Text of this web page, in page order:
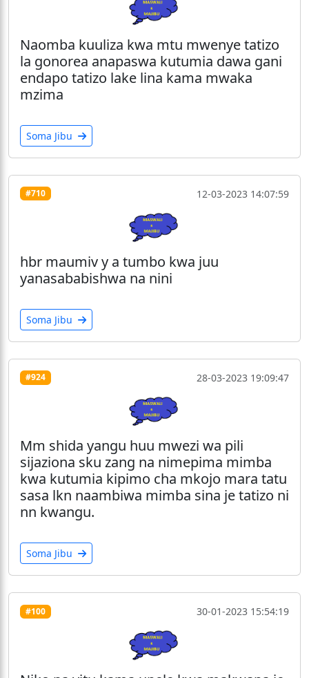
Naomba kuuliza kwa mtu mwenye tatizo
la gonorea anapaswa kutumia dawa gani
endapo tatizo lake lina kama mwaka
mzima
Soma Jibu
#710 12-03-2023 14:07:59
hbr maumiv y a tumbo kwa juu
yanasababishwa na nini
Soma Jibu
#924 28-03-2023 19:09:47
Mm shida yangu huu mwezi wa pili
sijaziona sku zang na nimepima mimba
kwa kutumia kipimo cha mkojo mara tatu
sasa lkn naambiwa mimba sina je tatizo ni
nn kwangu.
Soma Jibu
#100 30-01-2023 15:54:19